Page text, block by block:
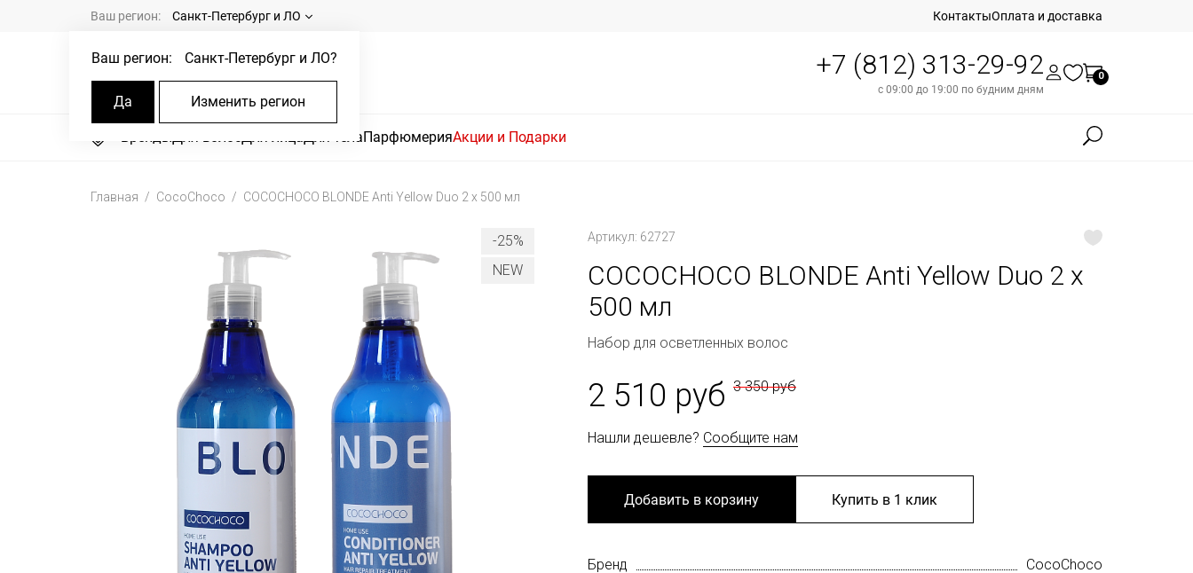
Ваш регион: Санкт-Петербург и ЛО
Ваш регион: Санкт-Петербург и ЛО?
Да Изменить регион
КонтактыОплата и доставка
+7 (812) 313-29-92
с 09:00 до 19:00 по будним дням
0
БрендыДля волосДля лицаДля телаПарфюмерияАкции и Подарки
Главная CocoChoco COCOCHOCO BLONDE Anti Yellow Duo 2 x 500 мл
-25%
NEW
Артикул: 62727
COCOCHOCO BLONDE Anti Yellow Duo 2 x
500 мл
Набор для осветленных волос
2 510 руб 3 350 руб
Нашли дешевле? Сообщите нам
Добавить в корзину Купить в 1 клик
Бренд
CocoChoco